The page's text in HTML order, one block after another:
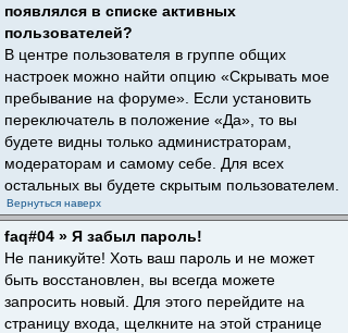
появлялся в списке активных
пользователей?
В центре пользователя в группе общих
настроек можно найти опцию «Скрывать мое
пребывание на форуме». Если установить
переключатель в положение «Да», то вы
будете видны только администраторам,
модераторам и самому себе. Для всех
остальных вы будете скрытым пользователем.
Вернуться наверх
faq#04 » Я забыл пароль!
Не паникуйте! Хоть ваш пароль и не может
быть восстановлен, вы всегда можете
запросить новый. Для этого перейдите на
страницу входа, щелкните на этой странице